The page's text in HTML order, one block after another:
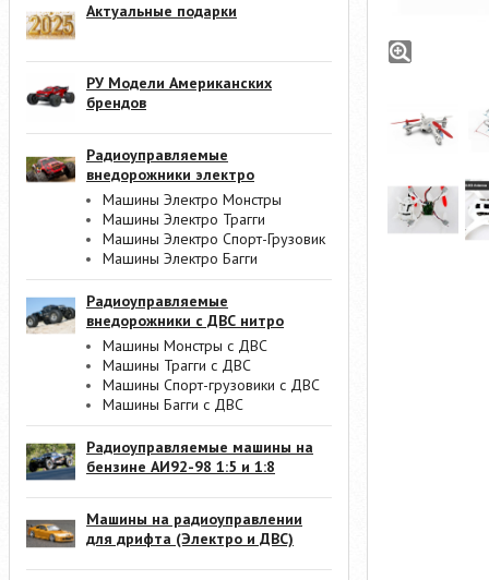
Актуальные подарки
РУ Модели Американских
брендов
Радиоуправляемые
внедорожники электро
Машины Электро Монстры
Машины Электро Трагги
Машины Электро Спорт-Грузовик
Машины Электро Багги
Радиоуправляемые
внедорожники с ДВС нитро
Машины Монстры с ДВС
Машины Трагги с ДВС
Машины Спорт-грузовики с ДВС
Машины Багги с ДВС
Радиоуправляемые машины на
бензине АИ92-98 1:5 и 1:8
Машины на радиоуправлении
для дрифта (Электро и ДВС)